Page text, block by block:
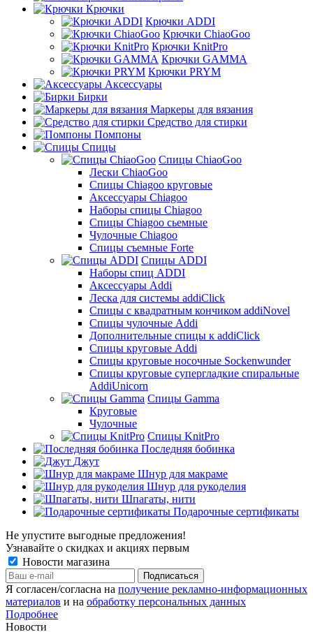
Крючки
Крючки ADDI
Крючки ChiaoGoo
Крючки KnitPro
Крючки GAMMA
Крючки PRYM
Аксессуары
Бирки
Маркеры для вязания
Средство для стирки
Помпоны
Спицы
Спицы ChiaoGoo
Лески ChiaoGoo
Cпицы Сhiagoo круговые
Аксессуары Chiagoo
Наборы спицы Chiagoo
Спицы Chiagoo сьемные
Чулочные Chiagoo
Спицы съемные Forte
Спицы ADDI
Наборы спиц ADDI
Аксессуары Addi
Леска для системы addiClick
Спицы с квадратным кончиком addiNovel
Спицы чулочные Addi
Дополнительные спицы к addiClick
Спицы круговые Addi
Спицы круговые носочные Sockenwunder
Спицы круговые супергладкие спиральные
AddiUnicorn
Спицы Gamma
Круговые
Чулочные
Спицы KnitPro
Последняя бобинка
Джут
Шнур для макраме
Шнур для рукоделия
Шпагаты, нити
Подарочные сертификаты
Не упустите выгодные предложения!
Узнавайте о скидках и акциях первым
Новости магазина
Я согласен/согласна на получение рекламно-информационных
материалов и на обработку персональных данных
Подробнее
Новости